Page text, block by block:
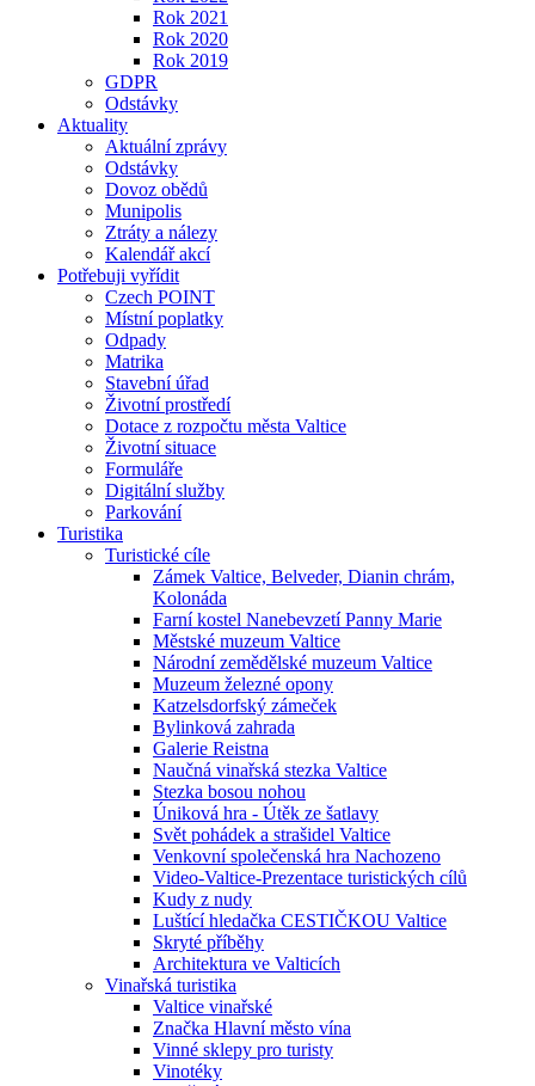
Rok 2021
Rok 2020
Rok 2019
GDPR
Odstávky
Aktuality
Aktuální zprávy
Odstávky
Dovoz obědů
Munipolis
Ztráty a nálezy
Kalendář akcí
Potřebuji vyřídit
Czech POINT
Místní poplatky
Odpady
Matrika
Stavební úřad
Životní prostředí
Dotace z rozpočtu města Valtice
Životní situace
Formuláře
Digitální služby
Parkování
Turistika
Turistické cíle
Zámek Valtice, Belveder, Dianin chrám,
Kolonáda
Farní kostel Nanebevzetí Panny Marie
Městské muzeum Valtice
Národní zemědělské muzeum Valtice
Muzeum železné opony
Katzelsdorfský zámeček
Bylinková zahrada
Galerie Reistna
Naučná vinařská stezka Valtice
Stezka bosou nohou
Úniková hra - Útěk ze šatlavy
Svět pohádek a strašidel Valtice
Venkovní společenská hra Nachozeno
Video-Valtice-Prezentace turistických cílů
Kudy z nudy
Luštící hledačka CESTIČKOU Valtice
Skryté příběhy
Architektura ve Valticích
Vinařská turistika
Valtice vinařské
Značka Hlavní město vína
Vinné sklepy pro turisty
Vinotéky